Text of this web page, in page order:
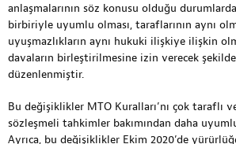
anlaşmalarının söz konusu olduğu
birbiriyle uyumlu olması, taraflarının aynı
uyuşmazlıkların aynı hukuki ilişkiye ilişkin
davaların birleştirilmesine izin verecek
düzenlenmiştir.
Bu değişiklikler MTO Kuralları’nı çok taraflı
sözleşmeli tahkimler bakımından daha
Ayrıca, bu değişiklikler Ekim 2020’de